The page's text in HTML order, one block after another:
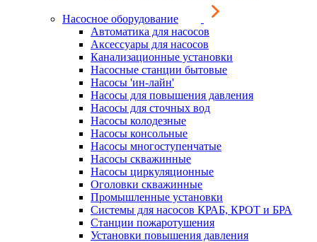
Насосное оборудование
Автоматика для насосов
Аксессуары для насосов
Канализационные установки
Насосные станции бытовые
Насосы 'ин-лайн'
Насосы для повышения давления
Насосы для сточных вод
Насосы колодезные
Насосы консольные
Насосы многоступенчатые
Насосы скважинные
Насосы циркуляционные
Оголовки скважинные
Промышленные установки
Системы для насосов КРАБ, КРОТ и БРА
Станции пожаротушения
Установки повышения давления